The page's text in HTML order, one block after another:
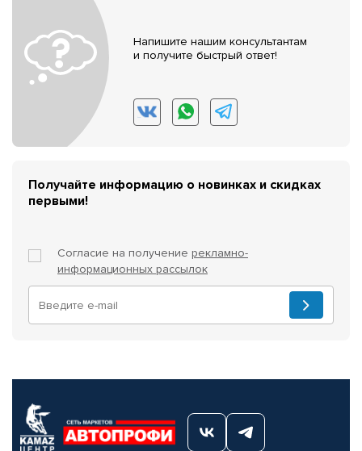
Напишите нашим консультантам
и получите быстрый ответ!
Получайте информацию о новинках и скидках
первыми!
Согласие на получение рекламно-
информационных рассылок